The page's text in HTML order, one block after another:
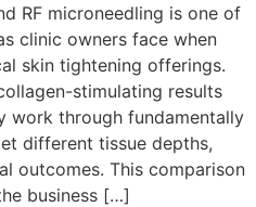
RF microneedling is one of
clinic owners face when
skin tightening offerings.
stimulating results
through fundamentally
different tissue depths,
outcomes. This comparison
business […]